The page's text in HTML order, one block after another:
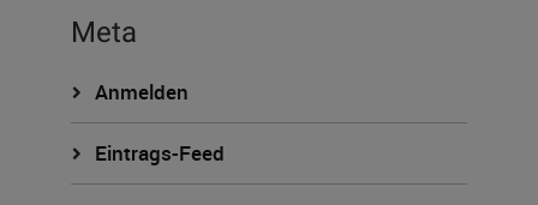
Meta
Anmelden
Eintrags-Feed